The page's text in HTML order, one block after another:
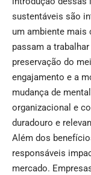
sustentáveis são
um ambiente mais
passam a
preservação do
engajamento e a
mudança de
organizacional e
duradouro e
Além dos
responsáveis
mercado.